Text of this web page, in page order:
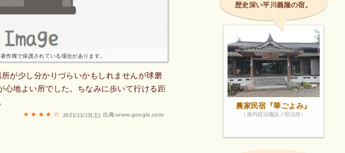
作権で保護されている場合があります。
が少し分かりづらいかもしれませんが球磨
心地よい所でした。ちなみに歩いて行ける距
出典:www.google.com
2021/11/13(土)
歴史深い平川義隆の宿。
農家民宿『華ごよみ』
（屋内宿泊施設 / 宿泊所）